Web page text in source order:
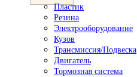
Пластик
Резина
Электрооборудование
Кузов
Трансмиссия/Подвеска
Двигатель
Тормозная система